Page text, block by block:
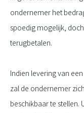
ondernemer het
spoedig mogelijk,
terugbetalen.
Indien levering van
zal de ondernemer
beschikbaar te stellen.